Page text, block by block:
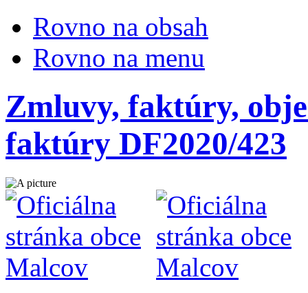
Rovno na obsah
Rovno na menu
Zmluvy, faktúry,
faktúry DF2020/423